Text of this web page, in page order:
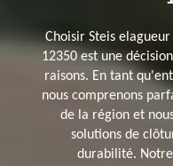
Choisir Steis
12350 est une
raisons. En tant
nous comprenons
de la région et
solutions de
durabilité.